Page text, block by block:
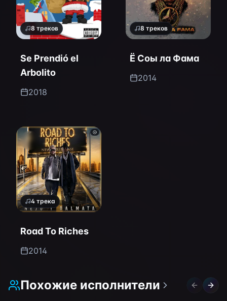
8 треков
Se Prendió el
Arbolito
2018
8 треков
Ё Соы ла Фама
2014
4 трека
Road To Riches
2014
Похожие исполнители Previous